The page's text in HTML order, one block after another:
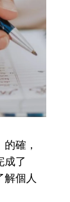
確，
成了
解個人